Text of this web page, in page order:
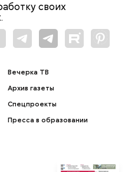
своих
Вечерка ТВ
Архив газеты
Спецпроекты
Пресса в образовании